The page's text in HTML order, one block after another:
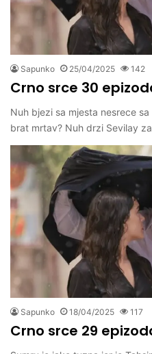
Sapunko 25/04/2025 142
Crno srce 30
Nuh bjezi sa mjesta nesrece
brat mrtav? Nuh drzi Sevilay
Sapunko 18/04/2025 117
Crno srce 29